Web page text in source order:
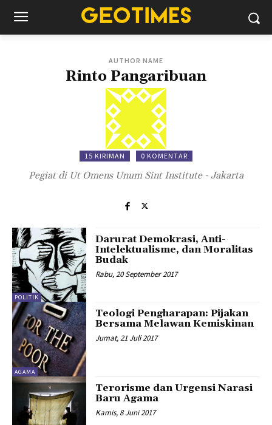
AUTHOR NAME
Rinto Pangaribuan
15 KIRIMAN 0 KOMENTAR
Pegiat di Ut Omens Unum Sint Institute - Jakarta
POLITIK
Darurat Demokrasi, Anti-
Intelektualisme, dan Moralitas
Budak
Rabu, 20 September 2017
AGAMA
Teologi Pengharapan: Pijakan
Bersama Melawan Kemiskinan
Jumat, 21 Juli 2017
Terorisme dan Urgensi Narasi
Baru Agama
Kamis, 8 Juni 2017